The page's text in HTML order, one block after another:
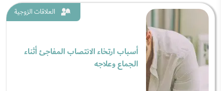
العلاقات الزوجية
أسباب ارتخاء الانتصاب المفاجئ أثناء
الجماع وعلاجه